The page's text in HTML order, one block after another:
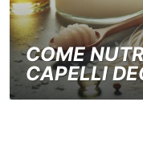
COME
CAPELLI